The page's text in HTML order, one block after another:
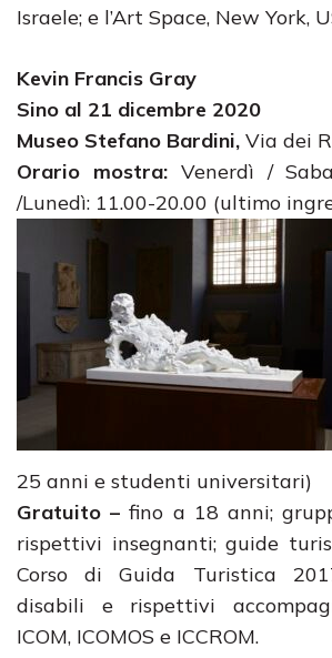
Israele; e l’Art Space, New York,
Kevin Francis Gray
Sino al 21 dicembre 2020
Museo Stefano Bardini, Via dei
Orario mostra: Venerdì /
/Lunedì: 11.00-20.00 (ultimo
25 anni e studenti universitari)
Gratuito –fino a 18 anni;
rispettivi insegnanti; guide
Corso di Guida Turistica
disabili e rispettivi
ICOM, ICOMOS e ICCROM.